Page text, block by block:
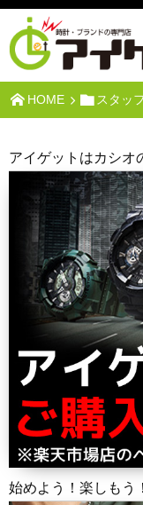
HOME スタッ
アイゲットはカシオ
始めよう！楽しもう